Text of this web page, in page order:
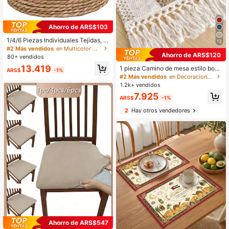
Ahorro de ARS$103
1/4/6 Piezas Individuales Tejidas, In
dividuales Redondos de Ratán Natu
ral Tejidos a Mano, Individuales de
es de Estilo Rústico de Mesa de Mi
r, Boda
#2 Más vendidos
en Multicolor Manteles individuales
80+ vendidos
ARS$13.419 -1%
Ahorro de ARS$547
13
Ahorro de ARS$120
1 pieza Camino de mesa estilo bohe
mio de macramé para decoración d
el hogar, Camino de mesa de macra
mé crema y marrón con flecos para
decoración bohemia del comedor, d
ormitorio, ducha nupcial rústica, gra
nja, mesa de Acción de Gracias, Na
s)
#2 Más vendidos
en Decoraciones De Mesa Y Telas De Cocina
1.2k+ vendidos
ARS$7.925 -1%
2Hay otros vendedores